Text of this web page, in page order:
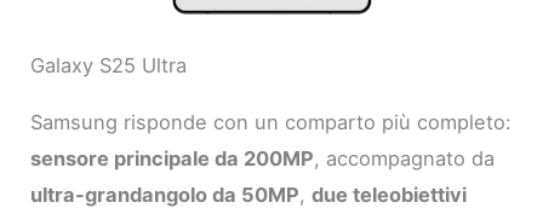
Galaxy S25 Ultra
Samsung risponde con un comparto più completo:
sensore principale da 200MP, accompagnato da
ultra-grandangolo da 50MP,due teleobiettivi